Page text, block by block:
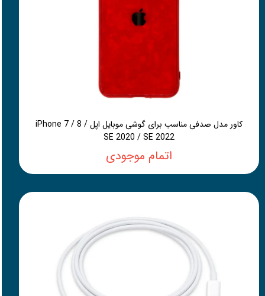
کاور مدل صدفی مناسب برای گوشی موبایل اپل iPhone 7 / 8 /
SE 2020 / SE 2022
اتمام موجودی